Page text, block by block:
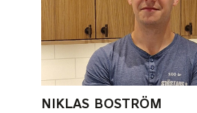
NIKLAS BOSTRÖM